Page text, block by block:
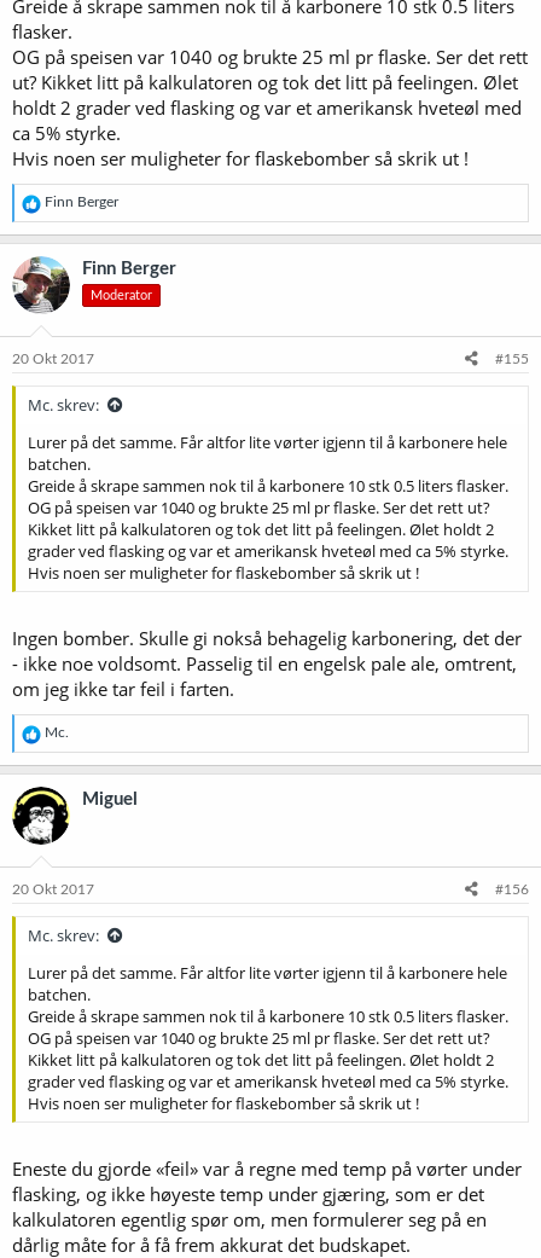
Greide å skrape sammen nok til å karbonere 10 stk 0.5 liters
flasker.
OG på speisen var 1040 og brukte 25 ml pr flaske. Ser det rett
ut? Kikket litt på kalkulatoren og tok det litt på feelingen. Ølet
holdt 2 grader ved flasking og var et amerikansk hveteøl med
ca 5% styrke.
Hvis noen ser muligheter for flaskebomber så skrik ut !
R
e
a
k
s
j
o
e
Finn Berger
Finn Berger
Moderator
20 Okt 2017 #155
Mc. skrev:
Lurer på det samme. Får altfor lite vørter igjenn til å karbonere hele
batchen.
Greide å skrape sammen nok til å karbonere 10 stk 0.5 liters flasker.
OG på speisen var 1040 og brukte 25 ml pr flaske. Ser det rett ut?
Kikket litt på kalkulatoren og tok det litt på feelingen. Ølet holdt 2
grader ved flasking og var et amerikansk hveteøl med ca 5% styrke.
Hvis noen ser muligheter for flaskebomber så skrik ut !
Ingen bomber. Skulle gi nokså behagelig karbonering, det der
- ikke noe voldsomt. Passelig til en engelsk pale ale, omtrent,
om jeg ikke tar feil i farten.
R
e
a
k
s
o
e
Mc.
Miguel
20 Okt 2017 #156
Mc. skrev:
Lurer på det samme. Får altfor lite vørter igjenn til å karbonere hele
batchen.
Greide å skrape sammen nok til å karbonere 10 stk 0.5 liters flasker.
OG på speisen var 1040 og brukte 25 ml pr flaske. Ser det rett ut?
Kikket litt på kalkulatoren og tok det litt på feelingen. Ølet holdt 2
grader ved flasking og var et amerikansk hveteøl med ca 5% styrke.
Hvis noen ser muligheter for flaskebomber så skrik ut !
Eneste du gjorde «feil» var å regne med temp på vørter under
flasking, og ikke høyeste temp under gjæring, som er det
kalkulatoren egentlig spør om, men formulerer seg på en
dårlig måte for å få frem akkurat det budskapet.